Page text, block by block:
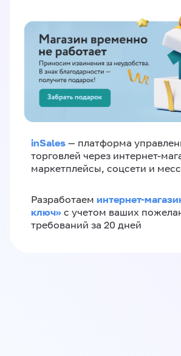
inSales — платформа
торговлей через интернет-
маркетплейсы, соцсети и
Разработаем интернет-
ключ»‎ с учетом ваших
требований за 20 дней